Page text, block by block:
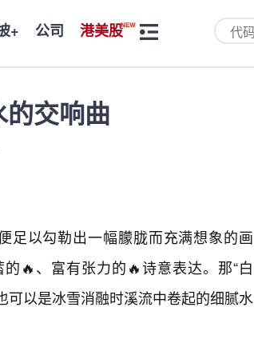
+ 公司 港美股
交响曲
足以勾勒出一幅朦胧而充满想象的画
🔥、富有张力的🔥诗意表达。那“白
可以是冰雪消融时溪流中卷起的细腻水